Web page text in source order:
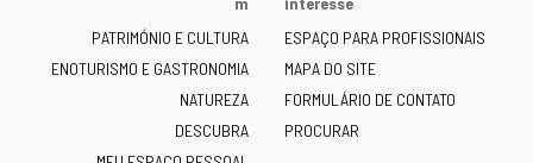
Castilla
y
León
-
PATRIMÓNIO E CULTURA
ENOTURISMO E GASTRONOMIA
NATUREZA
DESCUBRA
ESPAÇO PARA PROFISSIONAIS
MAPA DO SITE
FORMULÁRIO DE CONTATO
PROCURAR